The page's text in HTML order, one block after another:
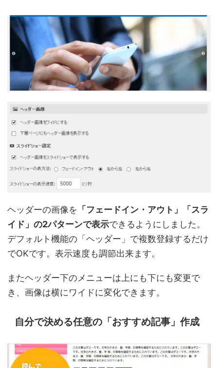
ヘッダーの画像を 「フェードイン・アウト」「スラ
イド」の2パターンで表示できるようにしました。
デフォルト機能の「ヘッダー」で複数登録するだけ
でOKです。表示速度も調節出来ます。
またヘッダー下のメニューは上にも下にも変更で
き、画像は横にワイドに変化できます。
自分で決める任意の「おすすめ記事」作成